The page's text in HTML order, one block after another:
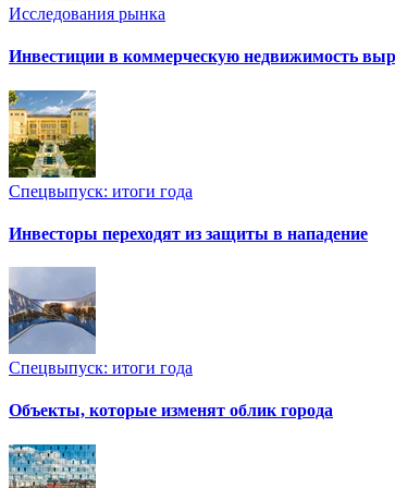
Исследования рынка
Инвестиции в коммерческую недвижимость
Спецвыпуск: итоги года
Инвесторы переходят из защиты в нападение
Спецвыпуск: итоги года
Объекты, которые изменят облик города